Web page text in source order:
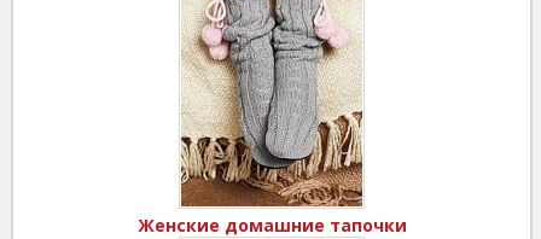
Женские домашние тапочки